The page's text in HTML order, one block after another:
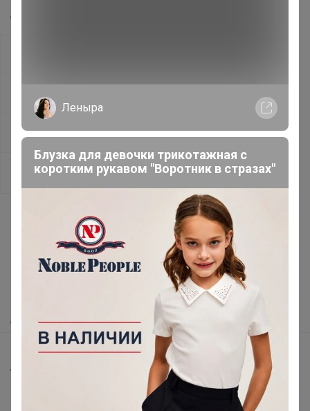
Другие каталоги этой закупки
руб. для всей семьи. Выкуп из Германии!
Сокращены сроки поставки
Женские трусы
Смотреть все лоты закупки
Как здесь все устроено?
Как сделать заказ?
Доставка
Шоурумы
Торговые марки
Леныра
Блузка для девочки трикотажная с
коротким рукавом "Воротник в стразах"